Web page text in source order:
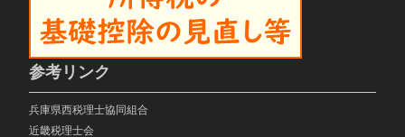
参考リンク
兵庫県西税理士協同組合
近畿税理士会